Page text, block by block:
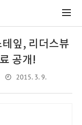
잎, 리더스뷰
공개!
2015. 3. 9.